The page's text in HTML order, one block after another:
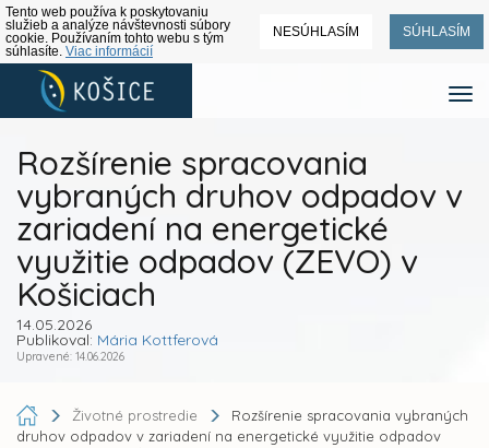
Tento web používa k poskytovaniu
služieb a analýze návštevnosti súbory
cookie. Používaním tohto webu s tým
súhlasíte. Viac informácií
NESÚHLASÍM SÚHLASÍM
Rozšírenie spracovania
vybraných druhov odpadov v
zariadení na energetické
využitie odpadov (ZEVO) v
Košiciach
14.05.2026
Publikoval: Mária Kottferová
Upravené: 14.06.2026
Životné prostredie
Rozšírenie spracovania vybraných
druhov odpadov v zariadení na energetické využitie odpadov